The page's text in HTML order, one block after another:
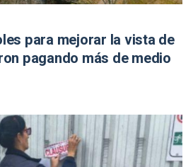
para mejorar la vista de
pagando más de medio